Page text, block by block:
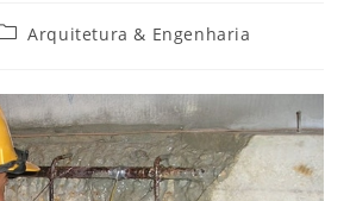
Arquitetura & Engenharia